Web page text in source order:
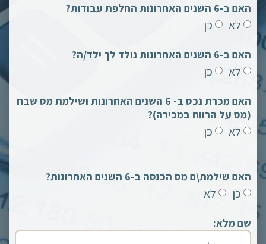
האם ב-6 השנים האחרונות החלפת עבודות?
לא כן
האם ב-6 השנים האחרונות נולד לך ילד/ה?
לא כן
האם מכרת נכס ב- 6 השנים האחרונות ושילמת מס שבח
(מס על הרווח במכירה)?
לא כן
האם שילמת\ם מס הכנסה ב-6 השנים האחרונות?
כן לא
שם מלא: